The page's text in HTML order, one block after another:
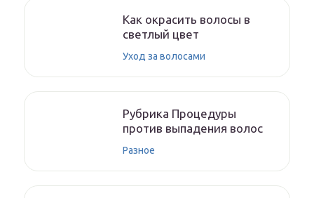
Как окрасить волосы в
светлый цвет
Уход за волосами
Рубрика Процедуры
против выпадения волос
Разное